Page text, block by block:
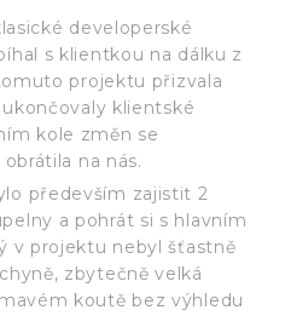
developerské
s klientkou na dálku z
projektu přizvala
klientské
kole změn se
na nás.
především zajistit 2
a pohrát si s hlavním
v projektu nebyl šťastně
zbytečně velká
koutě bez výhledu